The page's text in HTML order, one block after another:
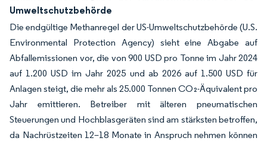
Umweltschutzbehörde
Die endgültige Methanregel der US-Umweltschutzbehörde (U.S.
Environmental Protection Agency) sieht eine Abgabe auf
Abfallemissionen vor, die von 900 USD pro Tonne im Jahr 2024
auf 1.200 USD im Jahr 2025 und ab 2026 auf 1.500 USD für
Anlagen steigt, die mehr als 25.000 Tonnen CO₂-Äquivalent pro
Jahr emittieren. Betreiber mit älteren pneumatischen
Steuerungen und Hochblasgeräten sind am stärksten betroffen,
da Nachrüstzeiten 12–18 Monate in Anspruch nehmen können